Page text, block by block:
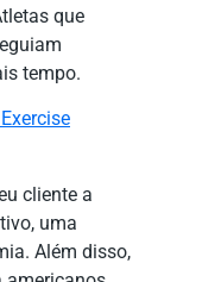
que
tempo.
cliente a
uma
Além disso,